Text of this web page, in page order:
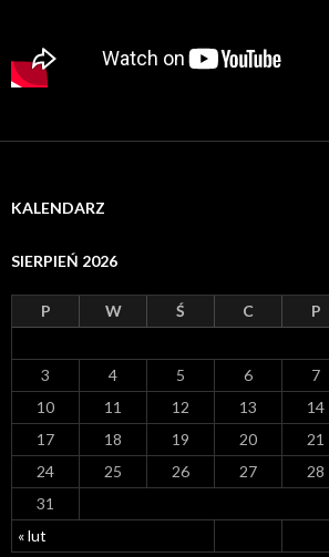
KALENDARZ
SIERPIEŃ 2026
P W Ś C P
« lut
3
4 5 6 7
10
11 12 13 14
17
18 19 20 21
24
25 26 27 28
31